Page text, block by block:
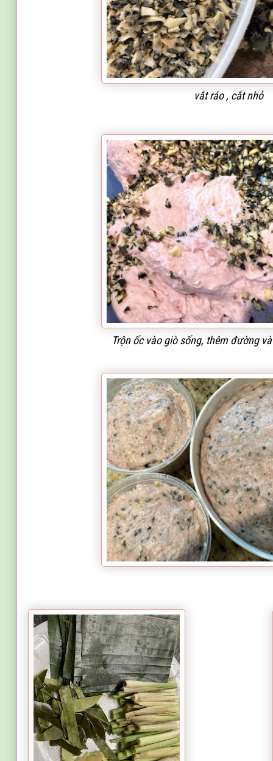
vắt ráo , cắt nhỏ
Trộn ốc vào giò sống, thêm đường